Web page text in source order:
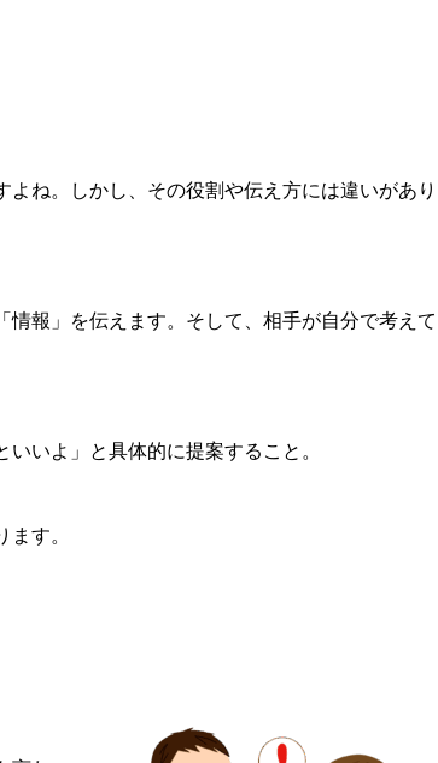
ね。しかし、その役割や伝え方には違いがあり
報」を伝えます。そして、相手が自分で考えて
いよ」と具体的に提案すること。
す。